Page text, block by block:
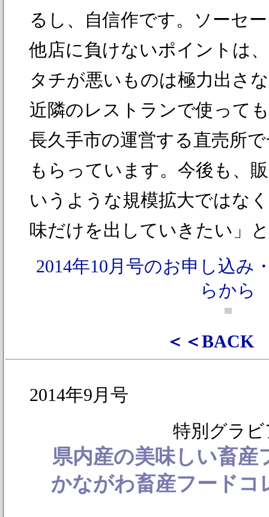
るし、自信作です。ソーセ
他店に負けないポイントは
タチが悪いものは極力出さ
近隣のレストランで使って
長久手市の運営する直売所
もらっています。今後も、
いうような規模拡大ではな
味だけを出していきたい」
2014年10月号のお申し込み
らから
＜＜BACK
2014年9月号
特別グラビ
県内産の美味しい畜産
かながわ畜産フードコ